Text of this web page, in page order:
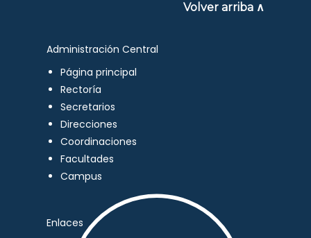
Volver arriba ∧
Administración Central
Página principal
Rectoría
Secretarios
Direcciones
Coordinaciones
Facultades
Campus
Enlaces